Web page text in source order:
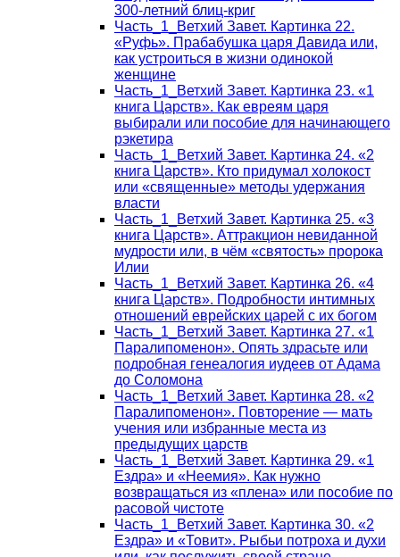
300-летний блиц-криг
Часть_1_Ветхий Завет. Картинка 22.
«Руфь». Прабабушка царя Давида или,
как устроиться в жизни одинокой
женщине
Часть_1_Ветхий Завет. Картинка 23. «1
книга Царств». Как евреям царя
выбирали или пособие для начинающего
рэкетира
Часть_1_Ветхий Завет. Картинка 24. «2
книга Царств». Кто придумал холокост
или «священные» методы удержания
власти
Часть_1_Ветхий Завет. Картинка 25. «3
книга Царств». Аттракцион невиданной
мудрости или, в чём «святость» пророка
Илии
Часть_1_Ветхий Завет. Картинка 26. «4
книга Царств». Подробности интимных
отношений еврейских царей с их богом
Часть_1_Ветхий Завет. Картинка 27. «1
Паралипоменон». Опять здрасьте или
подробная генеалогия иудеев от Адама
до Соломона
Часть_1_Ветхий Завет. Картинка 28. «2
Паралипоменон». Повторение — мать
учения или избранные места из
предыдущих царств
Часть_1_Ветхий Завет. Картинка 29. «1
Ездра» и «Неемия». Как нужно
возвращаться из «плена» или пособие по
расовой чистоте
Часть_1_Ветхий Завет. Картинка 30. «2
Ездра» и «Товит». Рыбьи потроха и духи